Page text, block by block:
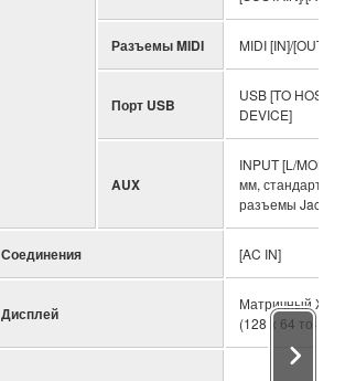
Разъемы MIDI MIDI [IN]/[OUT]
Порт USB
USB [TO HOST]/
DEVICE]
AUX
INPUT [L/
мм,
разъемы Jack)
Соединения [AC IN]
Дисплей
Матричный ЖК-
(128 x 64 точки)